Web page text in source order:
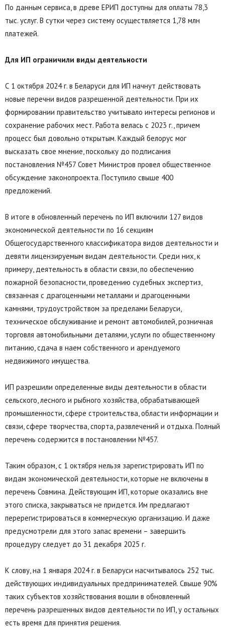
По данным сервиса, в древе ЕРИП доступны для оплаты 78,3
тыс. услуг. В сутки через систему осуществляется 1,78 млн
платежей.
Для ИП ограничили виды деятельности
С 1 октября 2024 г. в Беларуси для ИП начнут действовать
новые перечни видов разрешенной деятельности. При их
формировании правительство учитывало интересы регионов и
сохранение рабочих мест. Работа велась с 2023 г., причем
процесс был довольно открытым. Каждый белорус мог
высказать свое мнение, поскольку до подписания
постановления №457 Совет Министров провел общественное
обсуждение законопроекта. Поступило свыше 400
предложений.
В итоге в обновленный перечень по ИП включили 127 видов
экономической деятельности по 16 секциям
Общегосударственного классификатора видов деятельности и
девяти лицензируемым видам деятельности. Среди них, к
примеру, деятельность в области связи, по обеспечению
пожарной безопасности, проведению судебных экспертиз,
связанная с драгоценными металлами и драгоценными
камнями, трудоустройством за пределами Беларуси,
техническое обслуживание и ремонт автомобилей, розничная
торговля автомобильными деталями, услуги по общественному
питанию, сдача в наем собственного и арендуемого
недвижимого имущества.
ИП разрешили определенные виды деятельности в области
сельского, лесного и рыбного хозяйства, обрабатывающей
промышленности, сфере строительства, области информации и
связи, сфере творчества, спорта, развлечений и отдыха. Полный
перечень содержится в постановлении №457.
Таким образом, с 1 октября нельзя зарегистрировать ИП по
видам экономической деятельности, которые не включены в
перечень Совмина. Действующим ИП, которые оказались вне
этого списка, закрываться не придется. Им предлагают
перерегистрироваться в коммерческую организацию. И даже
предусмотрели для этого запас времени – завершить
процедуру следует до 31 декабря 2025 г.
К слову, на 1 января 2024 г. в Беларуси насчитывалось 252 тыс.
действующих индивидуальных предпринимателей. Свыше 90%
таких субъектов хозяйствования вошли в обновленный
перечень разрешенных видов деятельности по ИП, у остальных
есть время для принятия решения.